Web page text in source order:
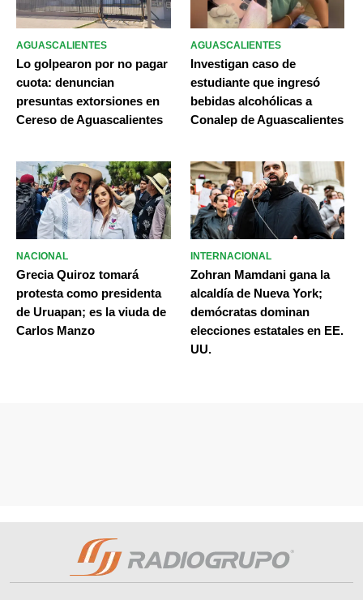
AGUASCALIENTES
Lo golpearon por no pagar
cuota: denuncian
presuntas extorsiones en
Cereso de Aguascalientes
AGUASCALIENTES
Investigan caso de
estudiante que ingresó
bebidas alcohólicas a
Conalep de Aguascalientes
NACIONAL
Grecia Quiroz tomará
protesta como presidenta
de Uruapan; es la viuda de
Carlos Manzo
INTERNACIONAL
Zohran Mamdani gana la
alcaldía de Nueva York;
demócratas dominan
elecciones estatales en EE.
UU.